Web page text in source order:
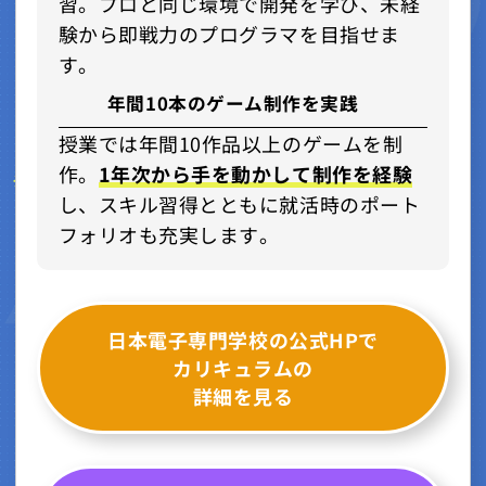
験から即戦力のプログラマを目指せま
す。
年間10本のゲーム制作を実践
授業では年間10作品以上のゲームを制
作。 1年次から手を動かして制作を経験
し、スキル習得とともに就活時のポート
フォリオも充実します。
日本電子専門学校の公式HPで
カリキュラムの
詳細を見る